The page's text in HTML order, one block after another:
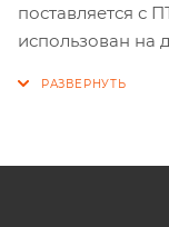
поставляется с
использован на